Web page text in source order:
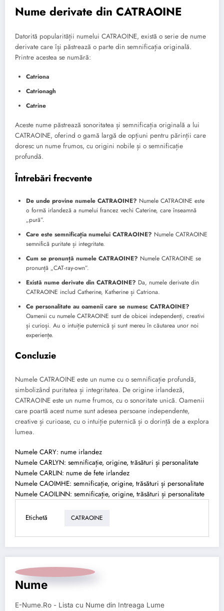
Nume derivate din CATRAOINE
Datorită popularității numelui CATRAOINE, există o serie de nume
derivate care își păstrează o parte din semnificația originală.
Printre acestea se numără:
Catriona
Catrionagh
Catrine
Aceste nume păstrează sonoritatea și semnificația originală a lui
CATRAOINE, oferind o gamă largă de opțiuni pentru părinții care
doresc un nume frumos, cu origini nobile și o semnificație
profundă.
Întrebări frecvente
De unde provine numele CATRAOINE? Numele CATRAOINE este
o formă irlandeză a numelui francez vechi Caterine, care înseamnă
„pură”.
Care este semnificația numelui CATRAOINE? Numele CATRAOINE
semnifică puritate și integritate.
Cum se pronunță numele CATRAOINE? Numele CATRAOINE se
pronunță „CAT-ray-own”.
Există nume derivate din CATRAOINE? Da, numele derivate din
CATRAOINE includ Catherine, Katherine și Catriona.
Ce personalitate au oamenii care se numesc CATRAOINE?
Oamenii cu numele CATRAOINE sunt de obicei independenți, creativi
și curioși. Au o intuiție puternică și sunt mereu în căutarea unor noi
experiențe.
Concluzie
Numele CATRAOINE este un nume cu o semnificație profundă,
simbolizând puritatea și integritatea. De origine irlandeză,
CATRAOINE este un nume frumos, cu o sonoritate unică. Oamenii
care poartă acest nume sunt adesea persoane independente,
creative și curioase, cu o intuiție puternică și o dorință de a explora
lumea.
Numele CARY: nume irlandez
Numele CARLYN: semnificație, origine, trăsături și personalitate
Numele CARLIN: nume de fete irlandez
Numele CAOIMHE: semnificație, origine, trăsături și personalitate
Numele CAOILINN: semnificație, origine, trăsături și personalitate
Etichetă CATRAOINE
Nume
E-Nume.Ro - Lista cu Nume din Intreaga Lume